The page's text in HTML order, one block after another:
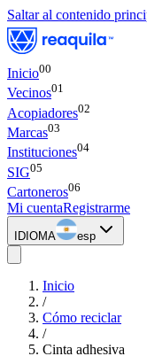
Saltar al contenido
Inicio00
Vecinos01
Acopiadores02
Marcas03
Instituciones04
SIG05
Cartoneros06
Mi cuentaRegistrarme
IDIOMA esp
Inicio
/
Cómo reciclar
/
Cinta adhesiva